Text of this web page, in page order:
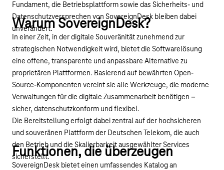
Fundament, die Betriebsplattform sowie das Sicherheits- und
Datenschutzversprechen von SovereignDesk bleiben dabei
unverändert.
Warum SovereignDesk?
In einer Zeit, in der digitale Souveränität zunehmend zur
strategischen Notwendigkeit wird, bietet die Softwarelösung
eine offene, transparente und anpassbare Alternative zu
proprietären Plattformen. Basierend auf bewährten Open-
Source-Komponenten vereint sie alle Werkzeuge, die moderne
Verwaltungen für die digitale Zusammenarbeit benötigen –
sicher, datenschutzkonform und flexibel.
Die Bereitstellung erfolgt dabei zentral auf der hochsicheren
und souveränen Plattform der Deutschen Telekom, die auch
den Betrieb und die Skalierbarkeit ausgewählter Services
sicherstellt.
Funktionen, die überzeugen
SovereignDesk bietet einen umfassendes Katalog an